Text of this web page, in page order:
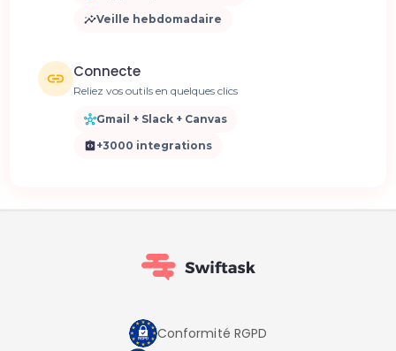
Veille hebdomadaire
Connecte
Reliez vos outils en quelques clics
Gmail + Slack + Canvas
+3000 integrations
Conformité RGPD